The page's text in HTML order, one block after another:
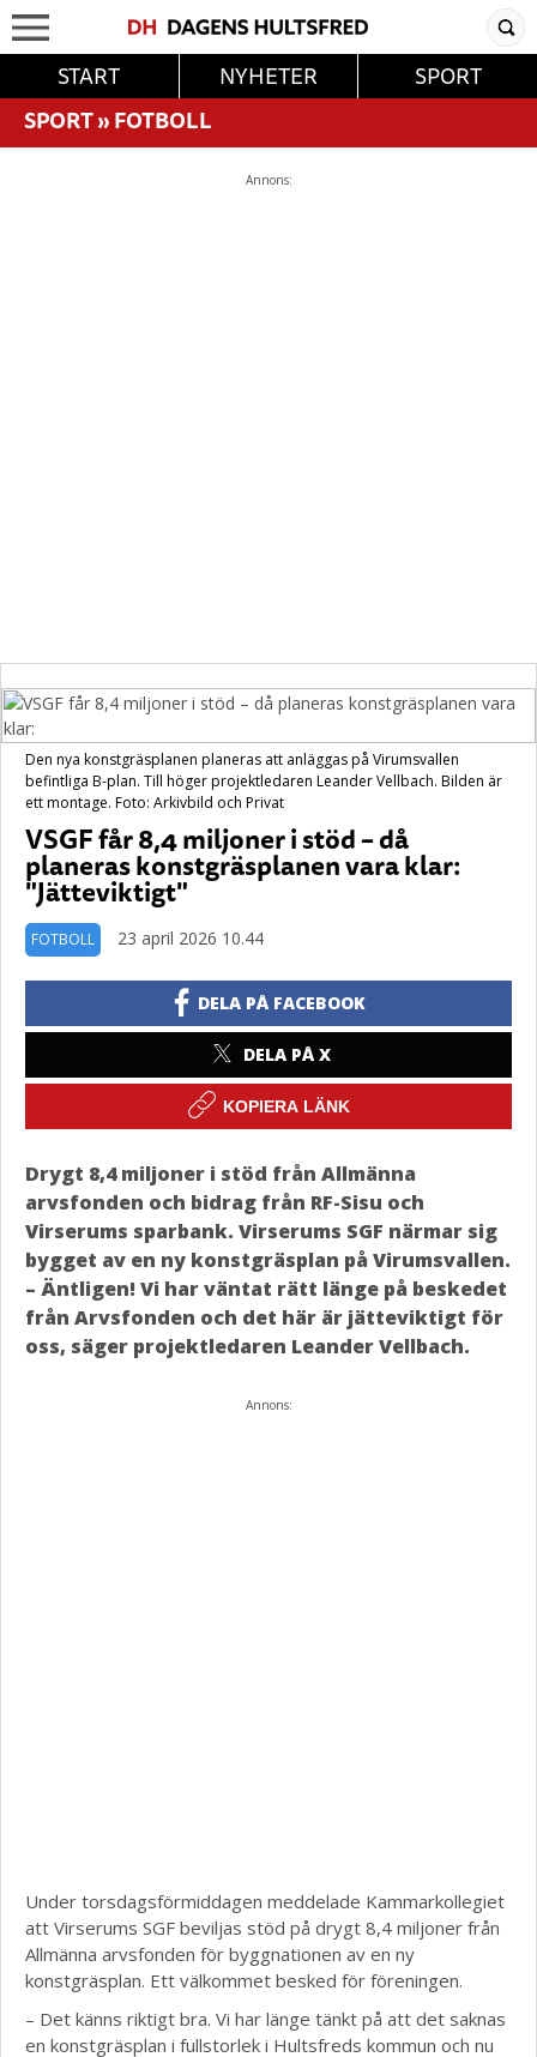
START NYHETER
SPORT
SPORT»FOTBOLL
Annons:
Den nya konstgräsplanen planeras att anläggas på Virumsvallen
befintliga B-plan. Till höger projektledaren Leander Vellbach. Bilden är
ett montage. Foto: Arkivbild och Privat
VSGF får 8,4 miljoner i stöd – då
planeras konstgräsplanen vara klar:
"Jätteviktigt"
FOTBOLL 23 april 2026 10.44
DELA PÅ FACEBOOK
DELA PÅ X
KOPIERA LÄNK
Drygt 8,4 miljoner i stöd från Allmänna
arvsfonden och bidrag från RF-Sisu och
Virserums sparbank. Virserums SGF närmar sig
bygget av en ny konstgräsplan på Virumsvallen.
– Äntligen! Vi har väntat rätt länge på beskedet
från Arvsfonden och det här är jätteviktigt för
oss, säger projektledaren Leander Vellbach.
Annons:
Under torsdagsförmiddagen meddelade Kammarkollegiet
att Virserums SGF beviljas stöd på drygt 8,4 miljoner från
Allmänna arvsfonden för byggnationen av en ny
konstgräsplan. Ett välkommet besked för föreningen.
– Det känns riktigt bra. Vi har länge tänkt på att det saknas
en konstgräsplan i fullstorlek i Hultsfreds kommun och nu